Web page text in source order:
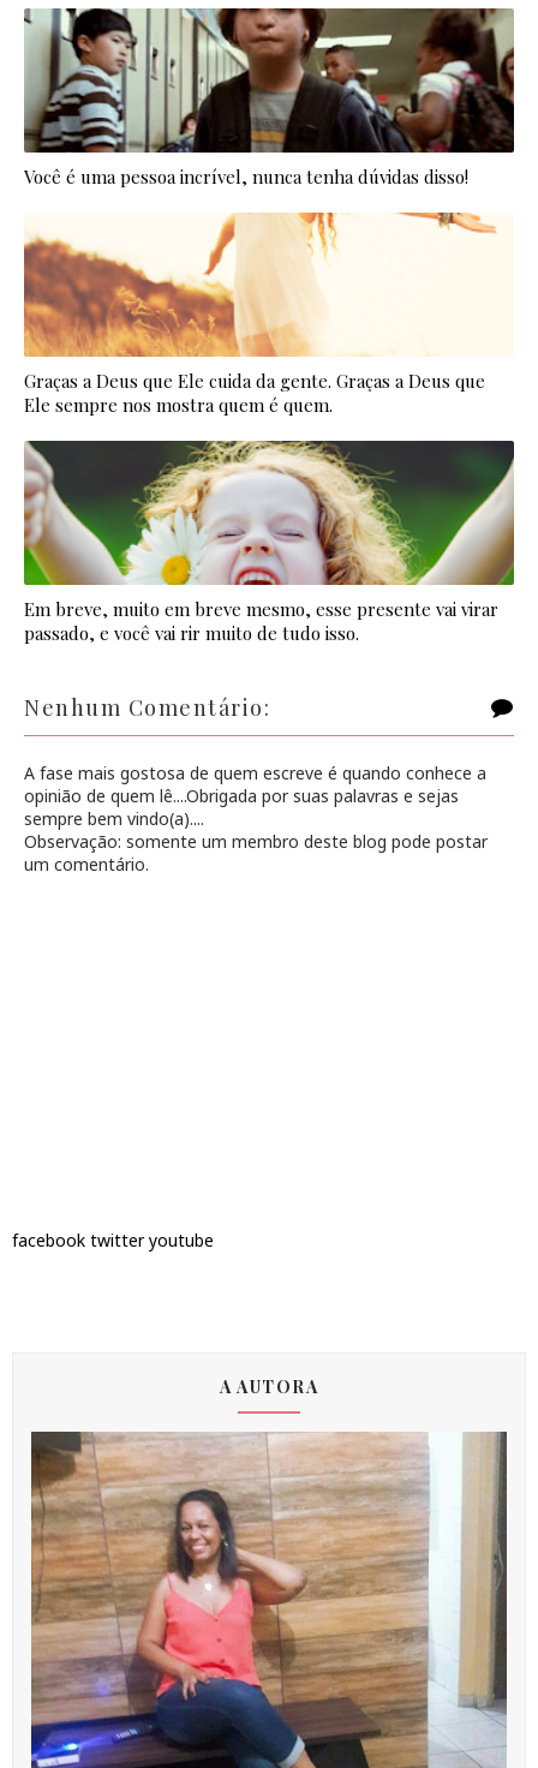
Você é uma pessoa incrível, nunca tenha dúvidas disso!
Graças a Deus que Ele cuida da gente. Graças a Deus que
Ele sempre nos mostra quem é quem.
Em breve, muito em breve mesmo, esse presente vai virar
passado, e você vai rir muito de tudo isso.
Nenhum Comentário:
A fase mais gostosa de quem escreve é quando conhece a
opinião de quem lê....Obrigada por suas palavras e sejas
sempre bem vindo(a)....
Observação: somente um membro deste blog pode postar
um comentário.
facebook twitter youtube
A AUTORA